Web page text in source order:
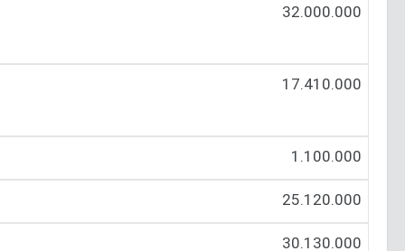
32.000.000
17.410.000
1.100.000
25.120.000
30.130.000